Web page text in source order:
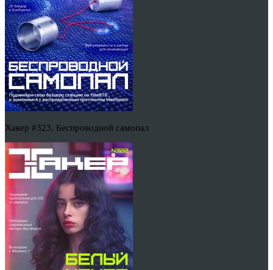
Хакер #323. Беспроводной самопал